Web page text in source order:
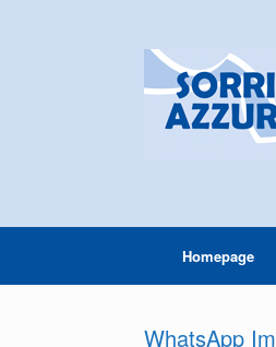
Homepage
WhatsApp